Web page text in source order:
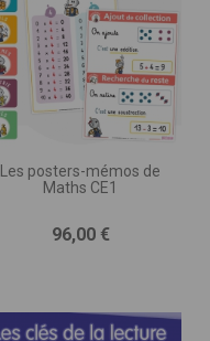
Les posters-mémos de
Maths CE1
Prix
96,00 €